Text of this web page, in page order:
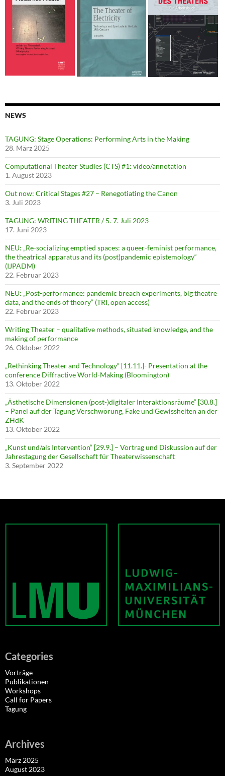
NEWS
TAGUNG: Stage Operations: Performing Arts in the Making
28. März 2025
Computational Theater Studies (CTS) #1: video/annotation
1. August 2023
Out now: Critical Stages #27 – Renegotiating the Canon
3. Juli 2023
TAGUNG: WRITING THEATER / 5.-7. Juli 2023
17. Juni 2023
NEU: „Re-socializing emptied spaces: a queer-feminist performance,
the theatrical apparatus and its (post)pandemic epistemology“
(IJPADM)
22. Februar 2023
NEU: „Post-performance: pandemic breach experiments, big theatre
data, and the ends of theory“ (TRI, open access)
22. Februar 2023
Writing Theater – qualitative methods, situated knowledge, and the
making of performance
26. Oktober 2022
„Rethinking Theater and Technology“ [11.11.]- Presentation at the
conference Diffractive World-Making (Bloomington)
13. Oktober 2022
„Ästhetische Dimensionen (post-)digitaler Interaktionsräume“ [30.8.]
– Panel auf der Tagung Verschwörung, Fake und Gewissheiten an der
ZHdK
13. Oktober 2022
„Kunst und/als Intervention“ [29.9.] – Vortrag und Diskussion auf der
Jahrestagung der Gesellschaft für Theaterwissenschaft
3. September 2022
Categories
Vorträge
Publikationen
Workshops
Call for Papers
Tagung
Archives
März 2025
August 2023